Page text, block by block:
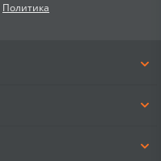
Политика